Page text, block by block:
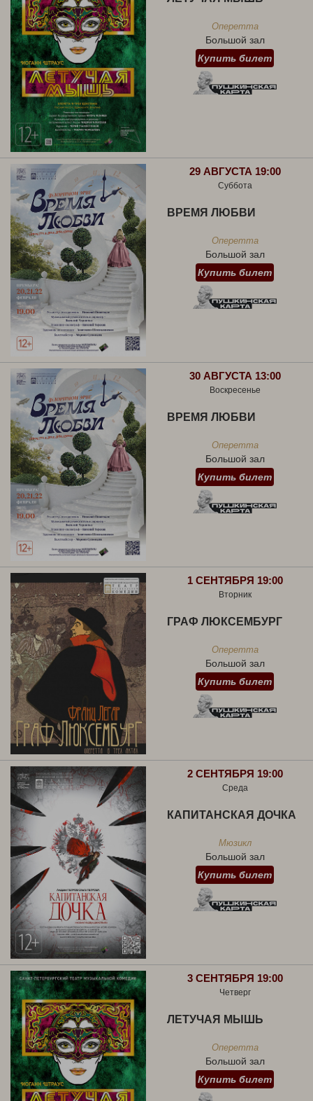
Оперетта
Большой зал
Купить билет
29 АВГУСТА 19:00
Суббота
ВРЕМЯ ЛЮБВИ
Оперетта
Большой зал
Купить билет
30 АВГУСТА 13:00
Воскресенье
ВРЕМЯ ЛЮБВИ
Оперетта
Большой зал
Купить билет
1 СЕНТЯБРЯ 19:00
Вторник
ГРАФ ЛЮКСЕМБУРГ
Оперетта
Большой зал
Купить билет
2 СЕНТЯБРЯ 19:00
Среда
КАПИТАНСКАЯ ДОЧКА
Мюзикл
Большой зал
Купить билет
3 СЕНТЯБРЯ 19:00
Четверг
ЛЕТУЧАЯ МЫШЬ
Оперетта
Большой зал
Купить билет